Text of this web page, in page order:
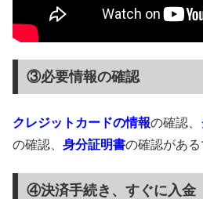
③必要情報の確認
クレジットカードの情報の確認、
の確認、 身分証明書の確認がある
④決済手続き、すぐに入金